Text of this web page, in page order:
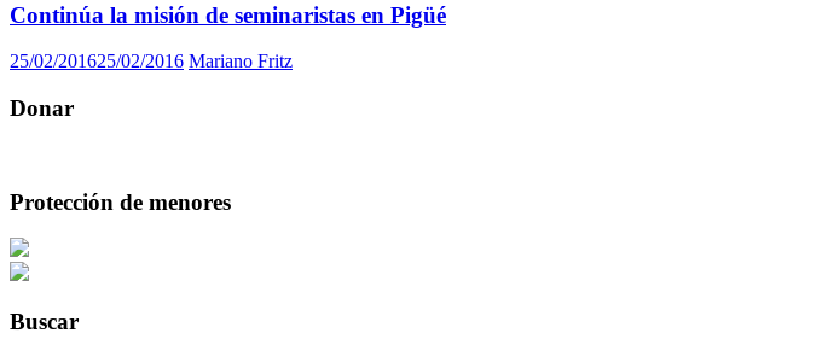
Continúa la misión de seminaristas en Pigüé
25/02/201625/02/2016 Mariano Fritz
Donar
Protección de menores
Buscar